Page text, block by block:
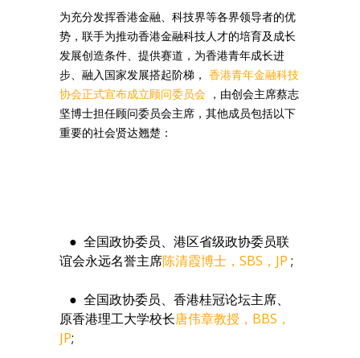
为充分发挥香港金融、科技界等各界领导者的优
势，联手为推动香港金融科技人才的培育及成长
发展创造条件、提供赛道，为香港青年成长进
步、融入国家发展搭起阶梯， 香港青年金融科技
协会正式宣布成立顾问委员会 ，由创会主席蔡志
坚博士担任顾问委员会主席，其他成员包括以下
重要的社会贤达翘楚：
● 全国政协委员、港区省级政协委员联
谊会永远名誉主席陈清霞博士，SBS，JP ;
● 全国政协委员、香港桂冠论坛主席、
原香港理工大学校长唐伟章教授，BBS，
JP;